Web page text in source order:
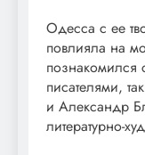
Одесса с ее
повлияла на
познакомился
писателями,
и Александр
литературно-